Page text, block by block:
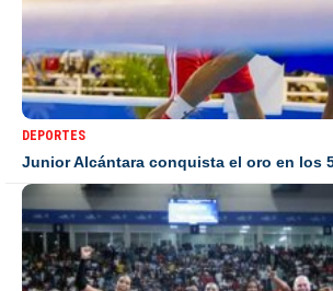
DEPORTES
Junior Alcántara conquista el oro en los